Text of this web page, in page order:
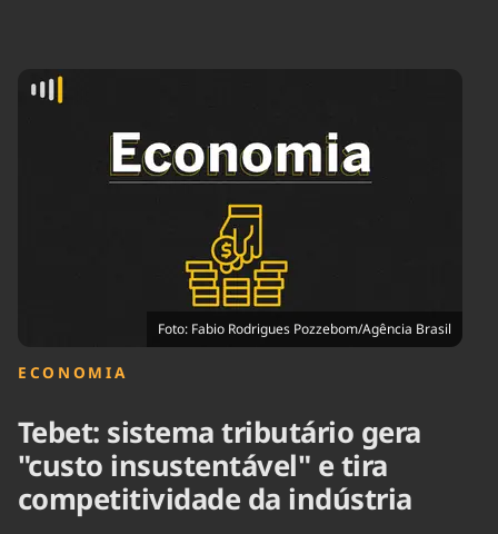
Agronegócios
Economia
Educação
Infraestrutura
Internacional
Podcast
Política
Saúde
Foto: Fabio Rodrigues Pozzebom/Agência Brasil
ECONOMIA
Tebet: sistema tributário gera
"custo insustentável" e tira
competitividade da indústria